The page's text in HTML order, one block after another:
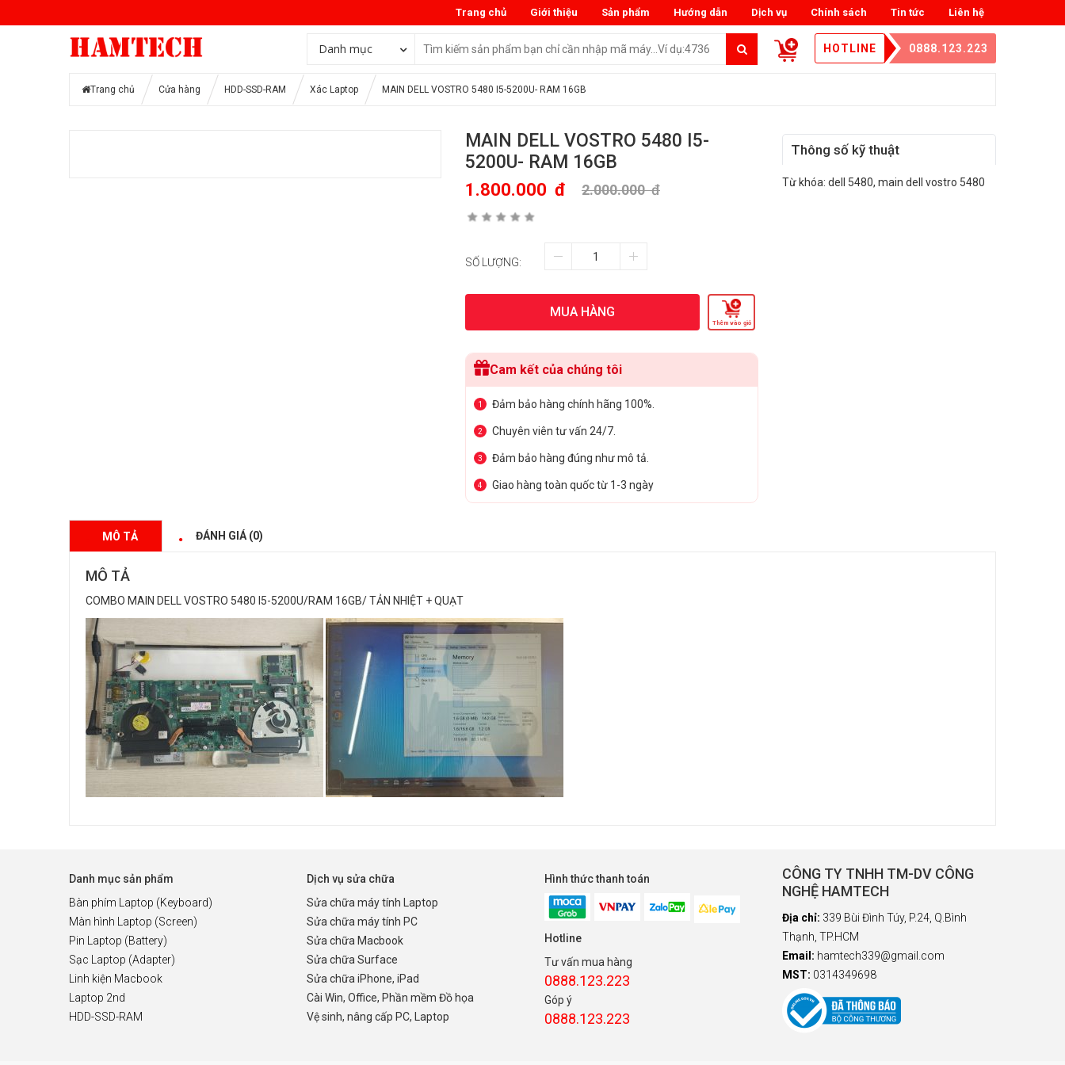
Liên hệ
Tin tức
Chính sách
Dịch vụ
Hướng dẫn
Sản phẩm
Giới thiệu
Trang chủ
Danh mục HOTLINE 0888.123.223
Trang chủ Cửa hàng HDD-SSD-RAM Xác Laptop MAIN DELL VOSTRO 5480 I5-5200U- RAM 16GB
MAIN DELL VOSTRO 5480 I5-
5200U- RAM 16GB
1.800.000 đ 2.000.000đ
SỐ LƯỢNG:
MUA HÀNG
Thêm vào giỏ
Cam kết của chúng tôi
1 Đảm bảo hàng chính hãng 100%.
2 Chuyên viên tư vấn 24/7.
3 Đảm bảo hàng đúng như mô tả.
4 Giao hàng toàn quốc từ 1-3 ngày
Thông số kỹ thuật
Từ khóa: dell 5480, main dell vostro 5480
MÔ TẢ ĐÁNH GIÁ (0)
MÔ TẢ
COMBO MAIN DELL VOSTRO 5480 I5-5200U/RAM 16GB/ TẢN NHIỆT + QUẠT
Danh mục sản phẩm
Bàn phím Laptop (Keyboard)
Màn hình Laptop (Screen)
Pin Laptop (Battery)
Sạc Laptop (Adapter)
Linh kiện Macbook
Laptop 2nd
HDD-SSD-RAM
Dịch vụ sửa chữa
Sửa chữa máy tính Laptop
Sửa chữa máy tính PC
Sửa chữa Macbook
Sửa chữa Surface
Sửa chữa iPhone, iPad
Cài Win, Office, Phần mềm Đồ họa
Vệ sinh, nâng cấp PC, Laptop
Hình thức thanh toán
Hotline
Tư vấn mua hàng
0888.123.223
Góp ý
0888.123.223
CÔNG TY TNHH TM-DV CÔNG
NGHỆ HAMTECH
Địa chỉ: 339 Bùi Đình Túy, P.24, Q.Bình
Thạnh, TP.HCM
Email: hamtech339@gmail.com
MST: 0314349698